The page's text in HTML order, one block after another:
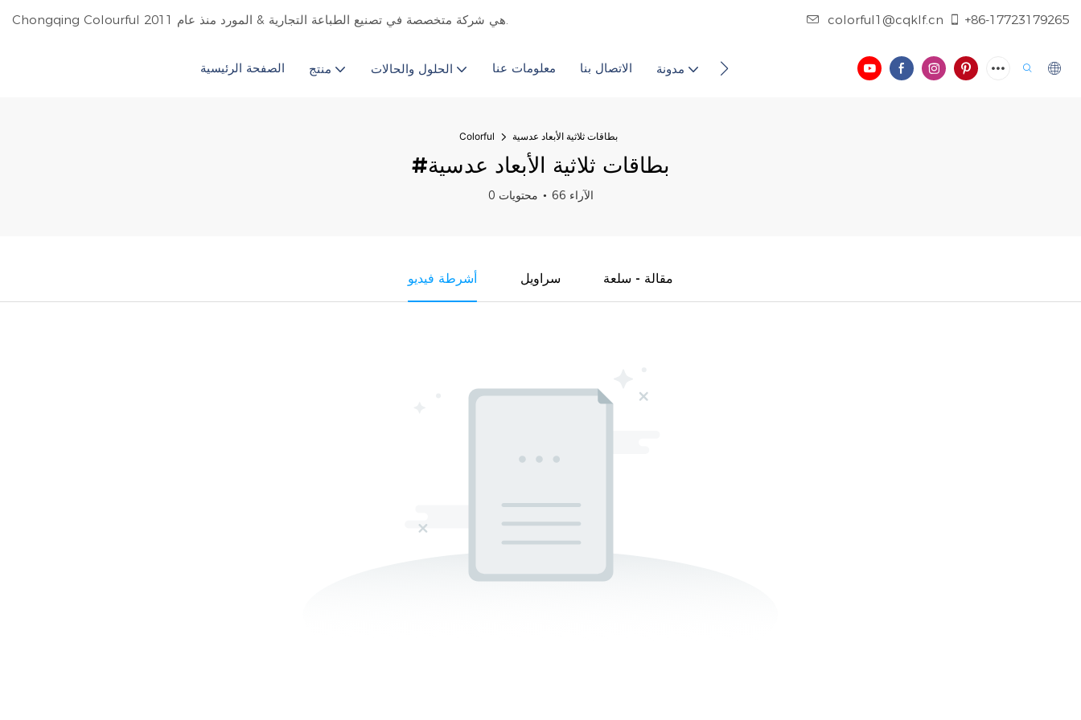
colorful1@cqklf.cn +86-17723179265
الصفحة الرئيسية منتج الحلول والحالات معلومات عنا الاتصال بنا مدونة فيديو
Colorful بطاقات ثلاثية الأبعاد عدسية
#بطاقات ثلاثية الأبعاد عدسية
0 محتويات 66 الآراء
أشرطة فيديو سراويل مقالة - سلعة